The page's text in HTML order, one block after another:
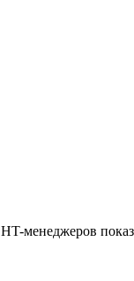
менеджеров